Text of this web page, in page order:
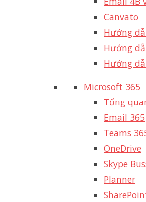
Canvato
Hướng
Hướng
Hướng
Microsoft 365
Tổng
Email 365
Teams
OneDrive
Skype
Planner